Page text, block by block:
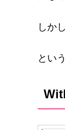
しか
とい